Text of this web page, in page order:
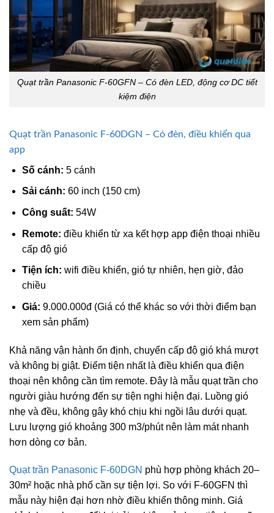
Quạt trần Panasonic F-60GFN – Có đèn LED, động cơ DC tiết
kiệm điện
Quạt trần Panasonic F-60DGN – Có đèn, điều khiển qua
app
Số cánh: 5 cánh
Sải cánh: 60 inch (150 cm)
Công suất: 54W
Remote: điều khiển từ xa kết hợp app điện thoại nhiều
cấp độ gió
Tiện ích: wifi điều khiển, gió tự nhiên, hẹn giờ, đảo
chiều
Giá: 9.000.000đ (Giá có thể khác so với thời điểm bạn
xem sản phẩm)
Khả năng vận hành ổn định, chuyển cấp độ gió khá mượt
và không bị giật. Điểm tiện nhất là điều khiển qua điện
thoại nên không cần tìm remote. Đây là mẫu quạt trần cho
người giàu hướng đến sự tiện nghi hiện đại. Luồng gió
nhẹ và đều, không gây khó chịu khi ngồi lâu dưới quạt.
Lưu lượng gió khoảng 300 m3/phút nên làm mát nhanh
hơn dòng cơ bản.
Quạt trần Panasonic F-60DGN phù hợp phòng khách 20–
30m² hoặc nhà phố cần sự tiện lợi. So với F-60GFN thì
mẫu này hiện đại hơn nhờ điều khiển thông minh. Giá